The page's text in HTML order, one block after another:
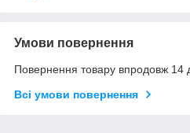
Умови повернення
Повернення товару впродовж 14
Всі умови повернення